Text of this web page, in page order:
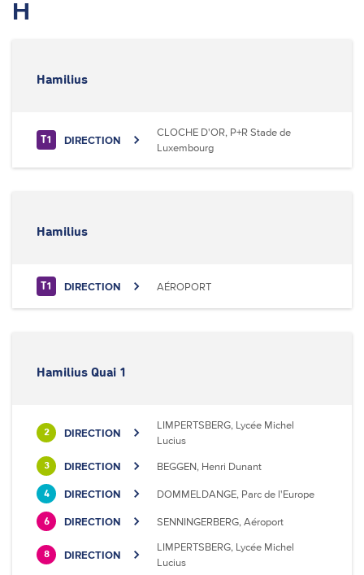
H
Hamilius
T1 DIRECTION
CLOCHE D'OR, P+R Stade de
Luxembourg
Hamilius
T1 DIRECTION AÉROPORT
Hamilius Quai 1
2 DIRECTION
LIMPERTSBERG, Lycée Michel
Lucius
3 DIRECTION BEGGEN, Henri Dunant
4 DIRECTION DOMMELDANGE, Parc de l'Europe
6 DIRECTION SENNINGERBERG, Aéroport
8 DIRECTION
LIMPERTSBERG, Lycée Michel
Lucius